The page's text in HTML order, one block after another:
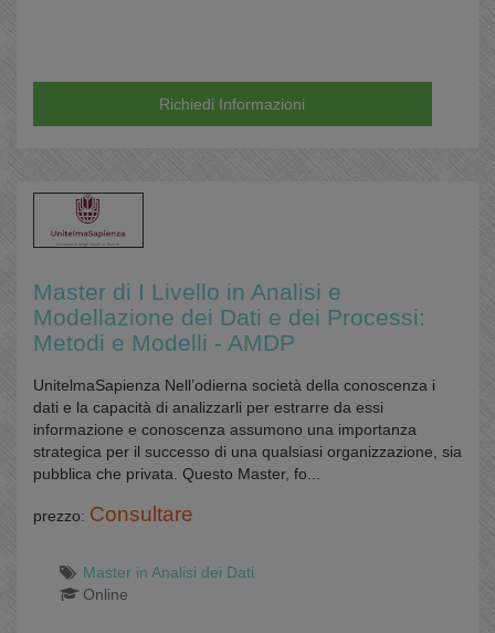
Richiedi Informazioni
Master di I Livello in Analisi e
Modellazione dei Dati e dei Processi:
Metodi e Modelli - AMDP
UnitelmaSapienza Nell’odierna società della conoscenza i
dati e la capacità di analizzarli per estrarre da essi
informazione e conoscenza assumono una importanza
strategica per il successo di una qualsiasi organizzazione, sia
pubblica che privata. Questo Master, fo...
prezzo: Consultare
Master in Analisi dei Dati
Online